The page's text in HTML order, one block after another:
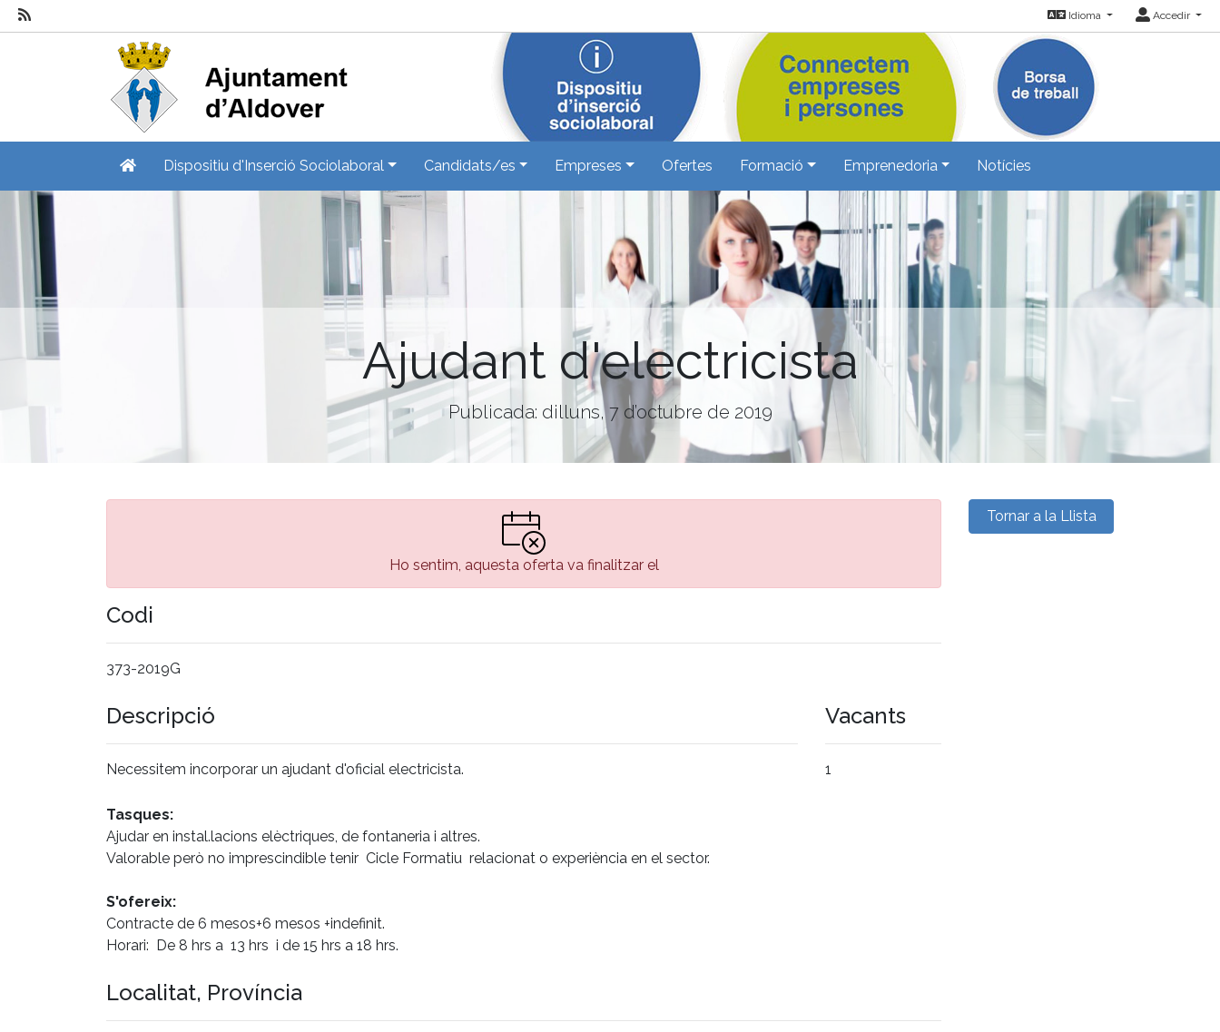
Idioma Accedir
Dispositiu d'Inserció Sociolaboral Candidats/es Empreses Ofertes Formació Emprenedoria Notícies
Ajudant d'electricista
Publicada: dilluns, 7 d’octubre de 2019
Ho sentim, aquesta oferta va finalitzar el
Codi
373-2019G
Descripció
Necessitem incorporar un ajudant d'oficial electricista.
Vacants
1
Tasques:
Ajudar en instal.lacions elèctriques, de fontaneria i altres.
Valorable però no imprescindible tenir Cicle Formatiu relacionat o experiència en el sector.
S'ofereix:
Contracte de 6 mesos+6 mesos +indefinit.
Horari: De 8 hrs a 13 hrs i de 15 hrs a 18 hrs.
Localitat, Província
Tornar a la Llista